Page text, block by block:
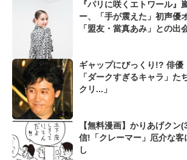
『パリに咲くエトワール』
ー、「手が震えた」初声優
「盟友・當真あみ」との出
ギャップにびっくり!? 俳優
「ダークすぎるキャラ」た
クリ...」
【無料漫画】かりあげクン
信!「クレーマー」厄介な客
し